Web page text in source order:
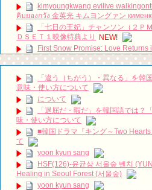
kimyoungkwang evilive
คิมยองกวัง 金英光 キムヨングァン
「七日の王妃」チャンソン（２
ＤＳＥＴ１映像特典より
NEW!
First Snow Promise: Love
#koreandrama #koreandrama24/7
NEW!
[Secrets and Lies] EP21, Preview,
【レコーディング】Foi 新曲「花
ィスト密着動画】制作秘話 NEW!
동생 구해준 아내한테 인성 보여준
민혁
NEW!
【10月韓劇】《Nine Room 9號房
金英光、金海淑 三人集結版中字預告【
ハン・ヘジン 한혜진 – (선공개) 강
&#39; (ft. 도여니의 학창시절) | 편 먹고 갈
EP.18
「違う（ちがう）・異なる」を韓
意味・使い方について
について
「退屈だ・暇だ」を韓国語では？
味・使い方について
■韓国ドラマ『キング～Two
て
yoon kyun sang
HSF(126)-윤균상 서울숲 벤치
Healing in Seoul Forest (서울숲)
yoon kyun sang